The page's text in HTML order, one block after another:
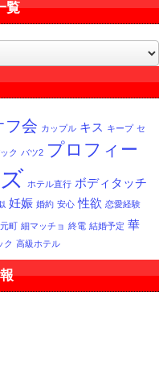
覧
フ会 カップル キス キープ セ
ク バツ2 プロフィー
ホテル直行 ボディタッチ
妊娠 婚約 安心 性欲 恋愛経験
町 細マッチョ 終電 結婚予定 華
ク 高級ホテル